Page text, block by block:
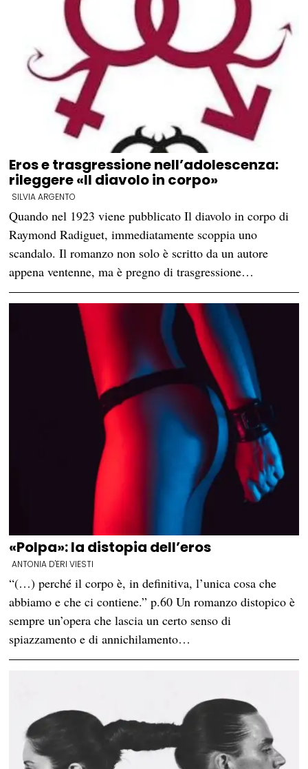
Eros e trasgressione nell’adolescenza:
rileggere «Il diavolo in corpo»
SILVIA ARGENTO
Quando nel 1923 viene pubblicato Il diavolo in corpo di
Raymond Radiguet, immediatamente scoppia uno
scandalo. Il romanzo non solo è scritto da un autore
appena ventenne, ma è pregno di trasgressione…
«Polpa»: la distopia dell’eros
ANTONIA D'ERI VIESTI
“(…) perché il corpo è, in definitiva, l’unica cosa che
abbiamo e che ci contiene.” p.60 Un romanzo distopico è
sempre un’opera che lascia un certo senso di
spiazzamento e di annichilamento…